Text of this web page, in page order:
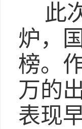
此
炉，
榜。
万的
表现